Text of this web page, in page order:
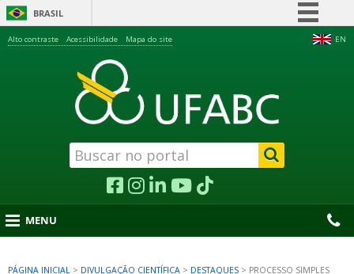
BRASIL
Acesso à informação
Legislação
Canais
EN
Alto contraste Acessibilidade Mapa do site
MENU
PÁGINA INICIAL > DIVULGAÇÃO CIENTÍFICA > DESTAQUES > PROCESSO SIMPLES